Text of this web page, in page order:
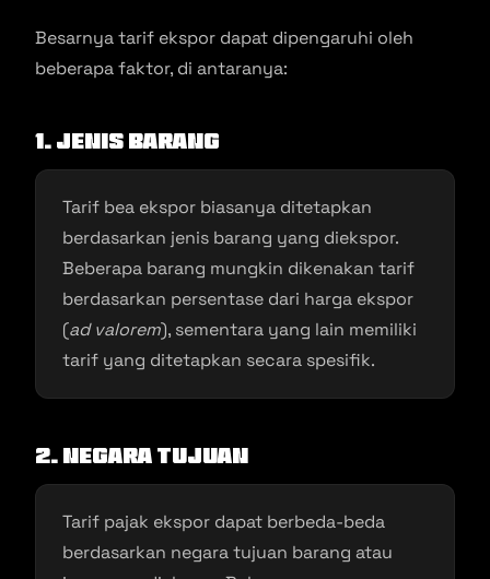
Besarnya tarif ekspor dapat dipengaruhi oleh
beberapa faktor, di antaranya:
1. Jenis Barang
Tarif bea ekspor biasanya ditetapkan
berdasarkan jenis barang yang diekspor.
Beberapa barang mungkin dikenakan tarif
berdasarkan persentase dari harga ekspor
(ad valorem), sementara yang lain memiliki
tarif yang ditetapkan secara spesifik.
2. Negara Tujuan
Tarif pajak ekspor dapat berbeda-beda
berdasarkan negara tujuan barang atau